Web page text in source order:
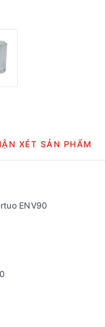
XÉT SẢN PHẨM
ENV90